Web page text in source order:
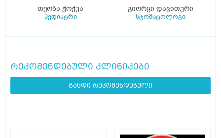
თეონა ჭოჭუა
პედიატრი
გიორგი დავითური
სტომატოლოგი
რეკომენდებული კლინიკები
გახდი რეკომენდებული